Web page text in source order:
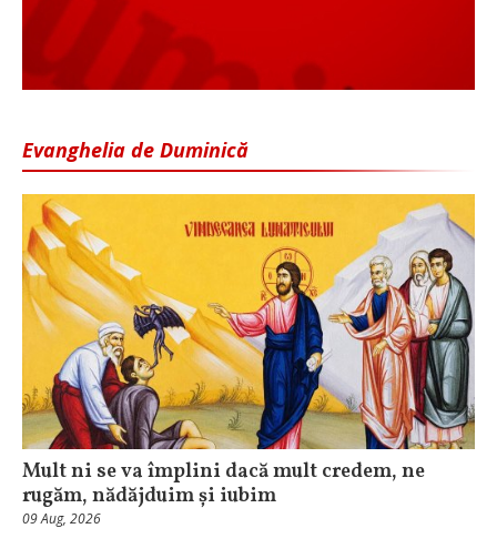
Evanghelia de Duminică
Mult ni se va împlini dacă mult credem, ne
rugăm, nădăjduim și iubim
09 Aug, 2026